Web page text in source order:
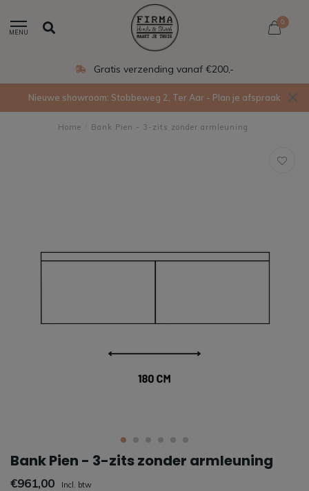
MENU
0
Gratis verzending vanaf €200,-
Nieuwe showroom: Stobbeweg 2, Ter Aar - Plan je afspraak
Home Bank Pien - 3-zits zonder armleuning
Bank Pien - 3-zits zonder armleuning
€961,00 Incl. btw